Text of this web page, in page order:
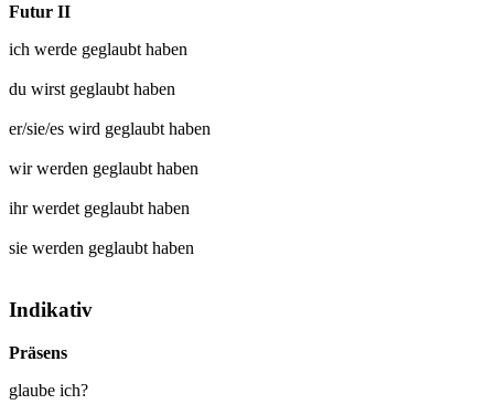
Futur II
ich werde geglaubt haben
du wirst geglaubt haben
er/sie/es wird geglaubt haben
wir werden geglaubt haben
ihr werdet geglaubt haben
sie werden geglaubt haben
Indikativ
Präsens
glaube ich?